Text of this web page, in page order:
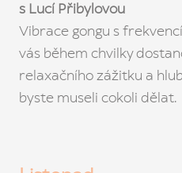
s Lucí Přibylovou
Vibrace gongu s
vás během chvilky
relaxačního zážitku a
byste museli cokoli dělat.